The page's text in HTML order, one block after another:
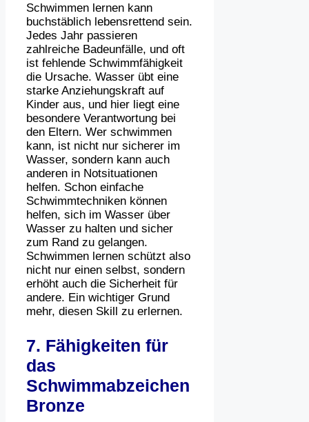
Schwimmen lernen kann
buchstäblich lebensrettend sein.
Jedes Jahr passieren
zahlreiche Badeunfälle, und oft
ist fehlende Schwimmfähigkeit
die Ursache. Wasser übt eine
starke Anziehungskraft auf
Kinder aus, und hier liegt eine
besondere Verantwortung bei
den Eltern. Wer schwimmen
kann, ist nicht nur sicherer im
Wasser, sondern kann auch
anderen in Notsituationen
helfen. Schon einfache
Schwimmtechniken können
helfen, sich im Wasser über
Wasser zu halten und sicher
zum Rand zu gelangen.
Schwimmen lernen schützt also
nicht nur einen selbst, sondern
erhöht auch die Sicherheit für
andere. Ein wichtiger Grund
mehr, diesen Skill zu erlernen.
7. Fähigkeiten für
das
Schwimmabzeichen
Bronze